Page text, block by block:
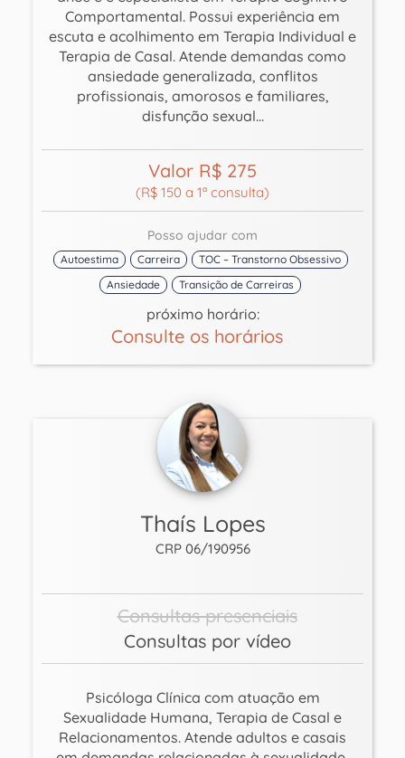
Comportamental. Possui experiência em
escuta e acolhimento em Terapia Individual e
Terapia de Casal. Atende demandas como
ansiedade generalizada, conflitos
profissionais, amorosos e familiares,
disfunção sexual...
Valor R$ 275
(R$ 150 a 1ª consulta)
Posso ajudar com
Autoestima Carreira
TOC – Transtorno Obsessivo
Ansiedade
Transição de Carreiras
próximo horário:
Consulte os horários
Thaís Lopes
CRP 06/190956
Consultas presenciais
Consultas por vídeo
Psicóloga Clínica com atuação em
Sexualidade Humana, Terapia de Casal e
Relacionamentos. Atende adultos e casais